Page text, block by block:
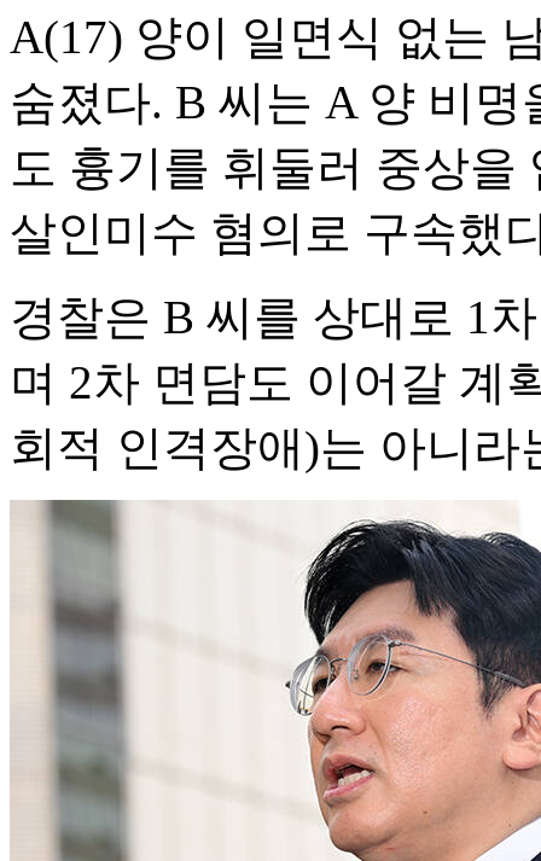
A(17) 양이 일면식 없는
숨졌다. B 씨는 A 양 비
도 흉기를 휘둘러 중상을
살인미수 혐의로 구속했
경찰은 B 씨를 상대로 1
며 2차 면담도 이어갈 계
회적 인격장애)는 아니라